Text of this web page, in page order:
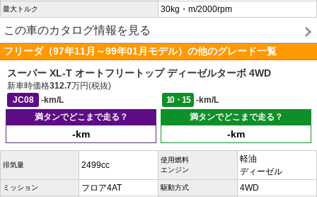
最大トルク 30kg・m/2000rpm
この車のカタログ情報を見る
フリーダ（97年11月～99年01月モデル）の他のグレード一覧
スーパー XL-T オートフリートップ ディーゼルターボ 4WD
新車時価格312.7万円(税抜)
JC08
-km/L 10・15
-km/L
満タンでどこまで走る？
-km
満タンでどこまで走る？
-km
排気量 2499cc
使用燃料
エンジン
軽油
ディーゼル
ミッション フロア4AT 駆動方式 4WD